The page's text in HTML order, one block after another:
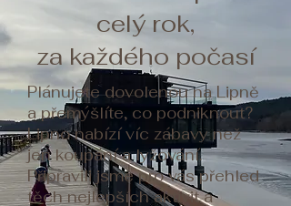
celý rok,
za každého počasí
Plánujete dovolenou na Lipně
a přemýšlíte, co podniknout?
Lipno nabízí víc zábavy než
jen koupání a lyžování.
Připravili jsme pro vás přehled
těch nejlepších aktivit a